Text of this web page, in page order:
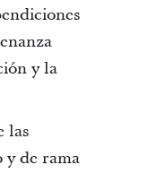
y la
las
y de rama